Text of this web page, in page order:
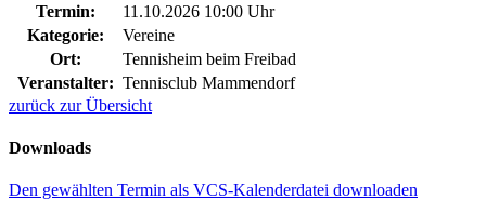
Termin:
11.10.2026 10:00 Uhr
Kategorie:
Vereine
Ort:
Tennisheim beim Freibad
Veranstalter: Tennisclub Mammendorf
zurück zur Übersicht
Downloads
Den gewählten Termin als VCS-Kalenderdatei downloaden